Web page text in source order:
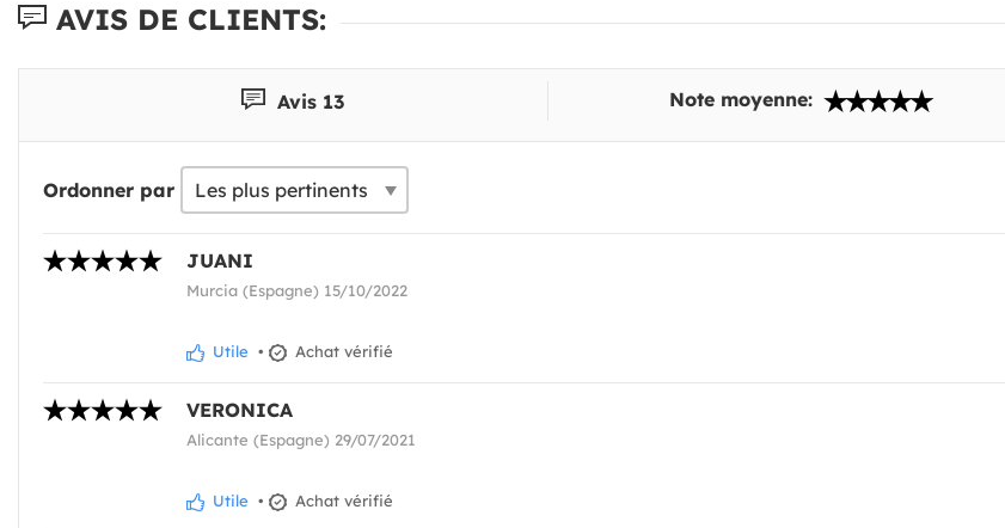
AVIS DE CLIENTS:
Avis 13 Note moyenne:
Ordonner par
JUANI
Murcia (Espagne) 15/10/2022
Utile • Achat vérifié
VERONICA
Alicante (Espagne) 29/07/2021
Utile • Achat vérifié